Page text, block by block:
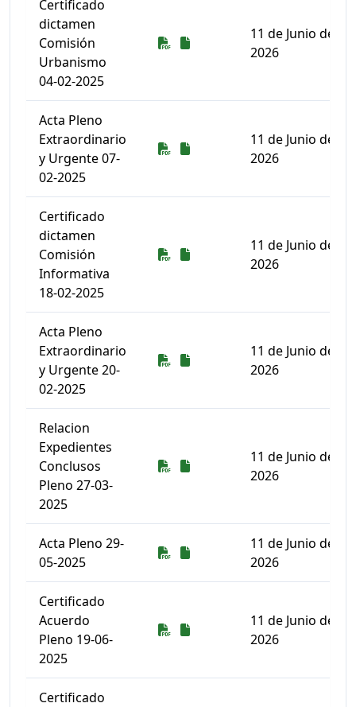
Certificado
dictamen
Comisión
Urbanismo
04-02-2025
Descarga
Descarga
11 de Junio de
2026
Acta Pleno
Extraordinario
y Urgente 07-
02-2025
Descarga
Descarga
11 de Junio de
2026
Certificado
dictamen
Comisión
Informativa
18-02-2025
Descarga
Descarga
11 de Junio de
2026
Acta Pleno
Extraordinario
y Urgente 20-
02-2025
Descarga
Descarga
11 de Junio de
2026
Relacion
Expedientes
Conclusos
Pleno 27-03-
2025
Descarga
Descarga
11 de Junio de
2026
Acta Pleno 29-
05-2025
Descarga
Descarga
11 de Junio de
2026
Certificado
Acuerdo
Pleno 19-06-
2025
Descarga
Descarga
11 de Junio de
2026
Certificado